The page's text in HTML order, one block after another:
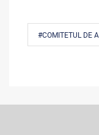
#COMITETUL DE